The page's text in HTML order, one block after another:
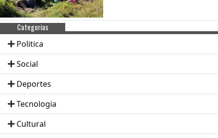
Categorias
Politica
Social
Deportes
Tecnologia
Cultural